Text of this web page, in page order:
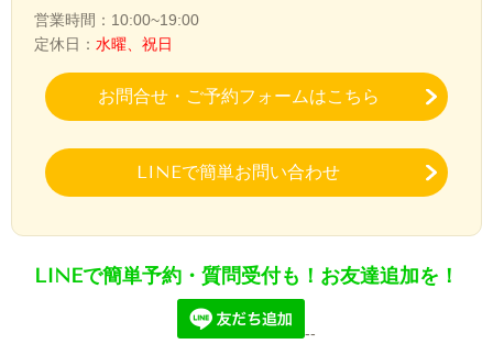
営業時間：10:00~19:00
定休日： 水曜、祝日
お問合せ・ご予約フォームはこちら
LINEで簡単お問い合わせ
LINEで簡単予約・質問受付も！お友達追加を！
--